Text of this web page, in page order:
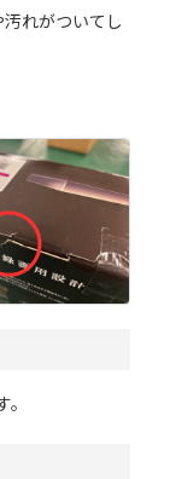
れがついてし